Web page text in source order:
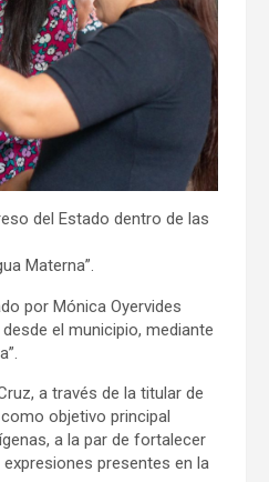
del Estado dentro de las
Materna”.
por Mónica Oyervides
el municipio, mediante
a través de la titular de
objetivo principal
a la par de fortalecer
presentes en la